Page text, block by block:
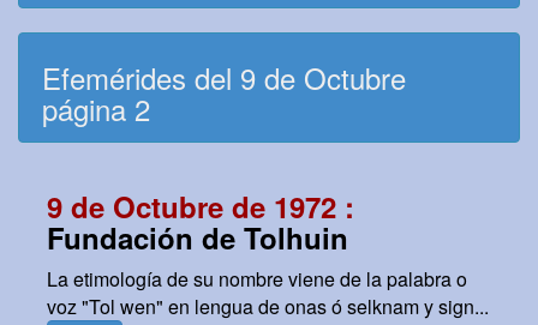
Efemérides del 9 de Octubre
página 2
9 de Octubre de 1972 :
Fundación de Tolhuin
La etimología de su nombre viene de la palabra o
voz "Tol wen" en lengua de onas ó selknam y sign...